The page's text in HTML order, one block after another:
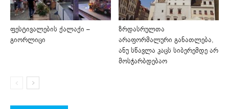
ფესტივალების ქალაქი –
გიორლიცი
ზრდასრულთა
არაფორმალური განათლება,
ანუ სწავლა კაცს სიბერემდე არ
მოსჭარბდებაო